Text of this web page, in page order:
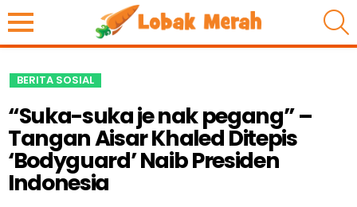
BERITA SOSIAL
“Suka-suka je nak pegang” –
Tangan Aisar Khaled Ditepis
‘Bodyguard’ Naib Presiden
Indonesia